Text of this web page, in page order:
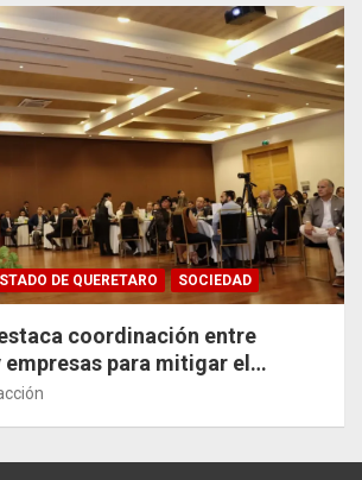
DE QUERETARO SOCIEDAD
coordinación entre
para mitigar el
México–Querétaro